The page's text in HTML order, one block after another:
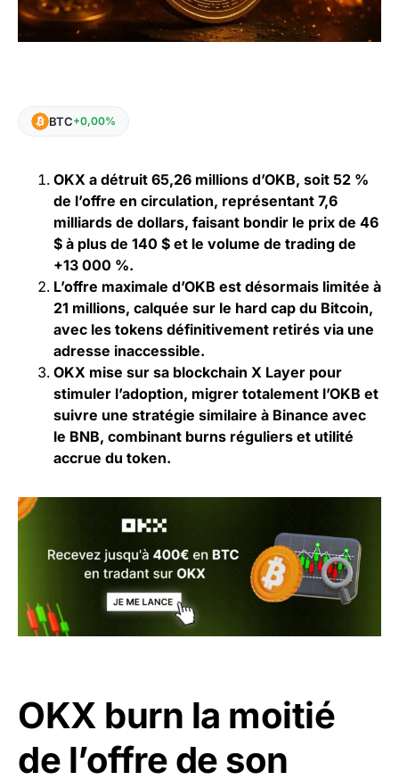
BTC+0,00%
OKX a détruit 65,26 millions d’OKB, soit 52 %
de l’offre en circulation, représentant 7,6
milliards de dollars, faisant bondir le prix de 46
$ à plus de 140 $ et le volume de trading de
+13 000 %.
L’offre maximale d’OKB est désormais limitée à
21 millions, calquée sur le hard cap du Bitcoin,
avec les tokens définitivement retirés via une
adresse inaccessible.
OKX mise sur sa blockchain X Layer pour
stimuler l’adoption, migrer totalement l’OKB et
suivre une stratégie similaire à Binance avec
le BNB, combinant burns réguliers et utilité
accrue du token.
OKX burn la moitié
de l’offre de son